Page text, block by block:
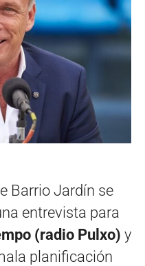
Barrio Jardín se
entrevista para
(radio Pulxo) y
planificación